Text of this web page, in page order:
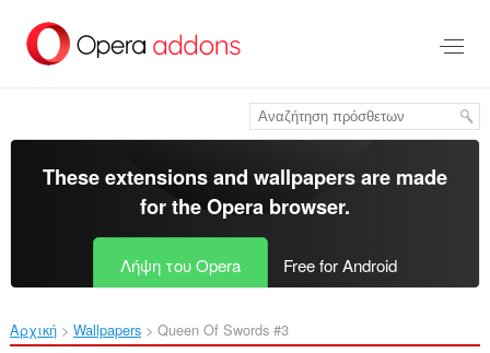
στο
κύριο
These extensions and wallpapers are made
for theOpera browser.
Λήψη του Opera Free for Android
Αρχική Wallpapers Queen Of Swords #3‎